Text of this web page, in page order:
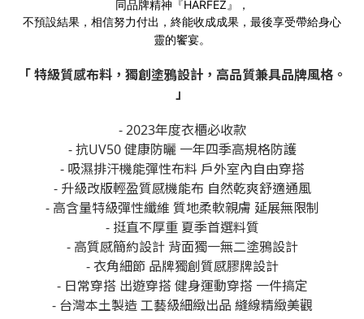
同品牌精神『HARFEZ』，
不預設結果，相信努力付出，終能收成成果，最後享受帶給身心
靈的饗宴。
「 特級質感布料，獨創塗鴉設計，高品質兼具品牌風格。
」
- 2023年度衣櫃必收款
- 抗UV50 健康防曬 一年四季高規格防護
- 吸濕排汗機能彈性布料 戶外室內自由穿搭
- 升級改版輕盈質感機能布 自然乾爽舒適通風
- 高含量特級彈性纖維 質地柔軟親膚 延展無限制
- 挺直不厚重 夏季首選料質
- 高質感簡約設計 背面獨一無二塗鴉設計
- 衣角細節 品牌獨創質感膠牌設計
- 日常穿搭 出遊穿搭 健身運動穿搭 一件搞定
- 台灣本土製造 工藝級細緻出品 縫線精緻美觀